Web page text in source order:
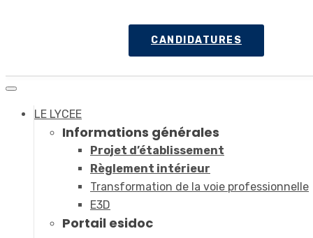
CANDIDATURES
LE LYCEE
Informations générales
Projet d’établissement
Règlement intérieur
Transformation de la voie professionnelle
E3D
Portail esidoc